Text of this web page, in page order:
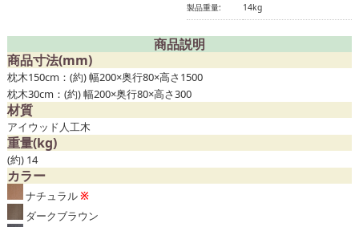
製品重量: 14kg
商品説明
商品寸法(mm)
枕木150cm：(約) 幅200×奥行80×高さ1500
枕木30cm：(約) 幅200×奥行80×高さ300
材質
アイウッド人工木
重量(kg)
(約) 14
カラー
ナチュラル※
ダークブラウン